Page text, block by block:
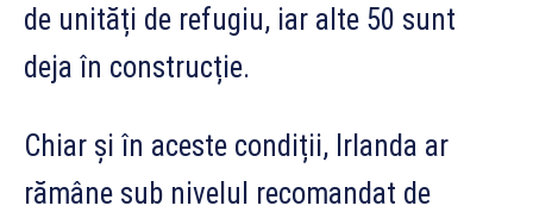
de unități de refugiu, iar alte 50 sunt
deja în construcție.
Chiar și în aceste condiții, Irlanda ar
rămâne sub nivelul recomandat de